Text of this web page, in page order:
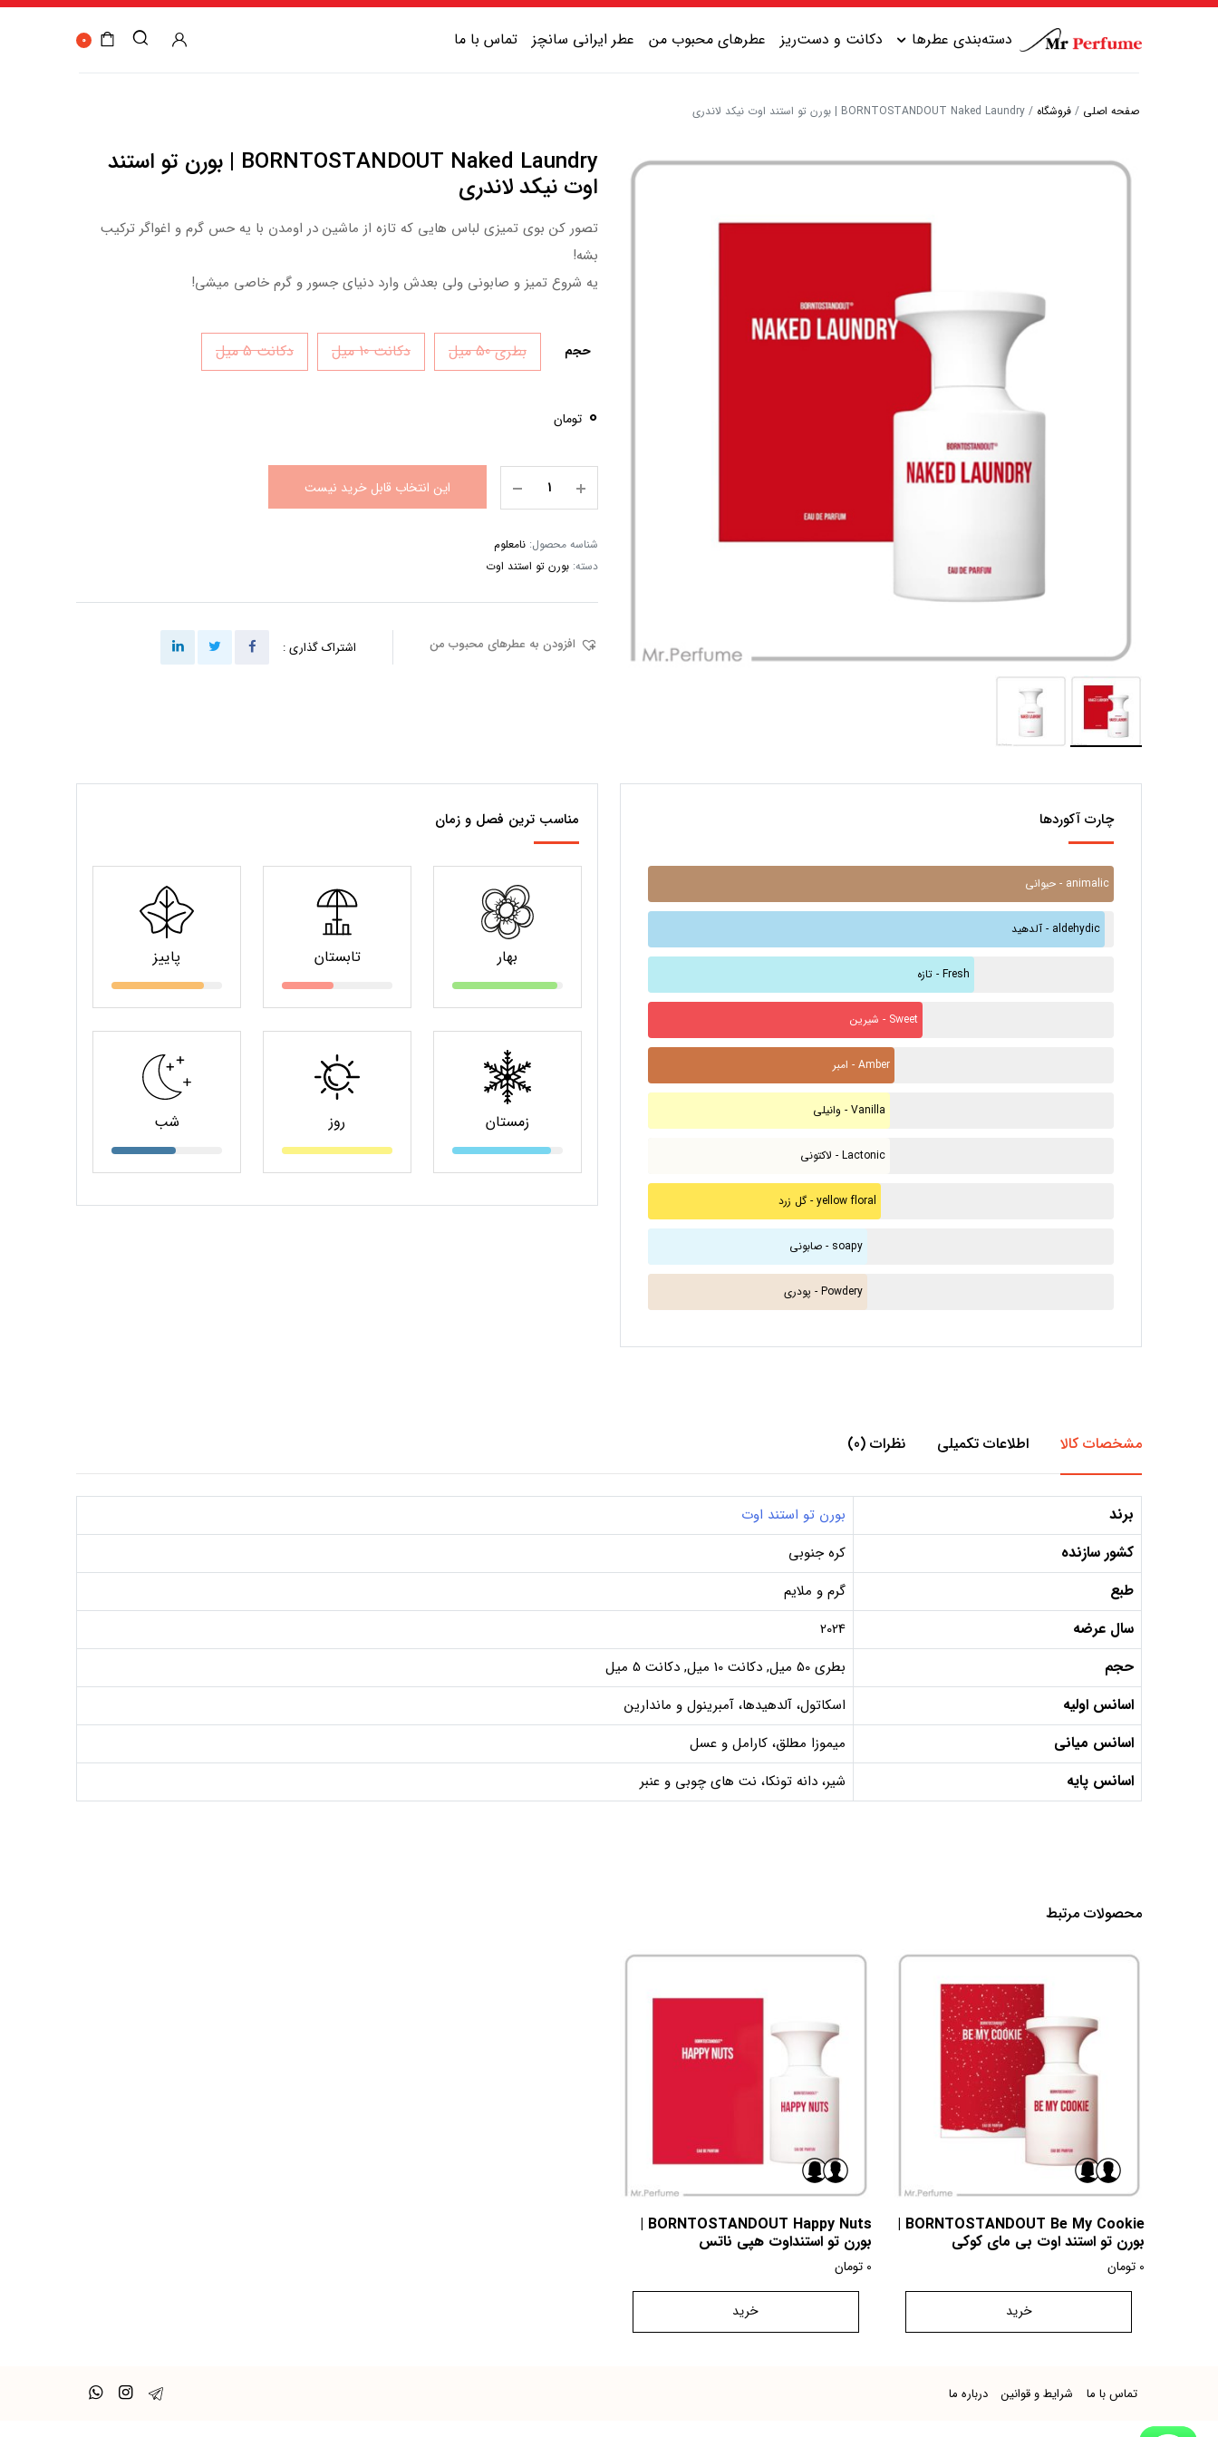
دسته‌بندی عطرها
عطر زنانه گرم
عطر مردانه گرم
عطر یونیسکس خنک
دکانت و دست‌ریز عطرهای محبوب من عطر ایرانی سانچز تماس با ما 0
صفحه اصلی / فروشگاه / BORNTOSTANDOUT Naked Laundry | بورن تو استند اوت نیکد لاندری
BORNTOSTANDOUT Naked Laundry | بورن تو استند
اوت نیکد لاندری
تصور کن بوی تمیزی لباس هایی که تازه از ماشین در اومدن با یه حس گرم و اغواگر ترکیب
بشه!
یه شروع تمیز و صابونی ولی بعدش وارد دنیای جسور و گرم خاصی میشی!
حجم بطری 50 میل دکانت 10 میل دکانت 5 میل
0 تومان
این انتخاب قابل خرید نیست
شناسه محصول: نامعلوم
دسته: بورن تو استند اوت
افزودن به عطرهای محبوب من اشتراک گذاری :
چارت آکوردها
حیوانی - animalic
آلدهید - aldehydic
تازه - Fresh
شیرین - Sweet
امبر - Amber
وانیلی - Vanilla
لاکتونی - Lactonic
گل زرد - yellow floral
صابونی - soapy
پودری - Powdery
مناسب ترین فصل و زمان
بهار تابستان پاییز
زمستان روز شب
مشخصات کالا اطلاعات تکمیلی نظرات (0)
برند بورن تو استند اوت
کشور سازنده کره جنوبی
طبع گرم و ملایم
سال عرضه 2024
حجم بطری 50 میل, دکانت 10 میل, دکانت 5 میل
اسانس اولیه اسکاتول، آلدهیدها، آمبرینول و ماندارین
اسانس میانی میموزا مطلق، کارامل و عسل
اسانس پایه شیر، دانه تونکا، نت های چوبی و عنبر
محصولات مرتبط
BORNTOSTANDOUT Be My Cookie |
بورن تو استند اوت بی مای کوکی
0 تومان
خرید
BORNTOSTANDOUT Happy Nuts |
بورن تو استنداوت هپی ناتس
0 تومان
خرید
تماس با ما شرایط و قوانین درباره ما